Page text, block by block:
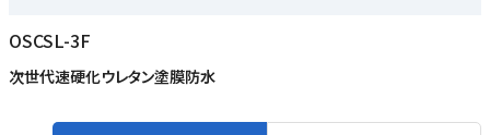
OSCSL-3F
次世代速硬化ウレタン塗膜防水